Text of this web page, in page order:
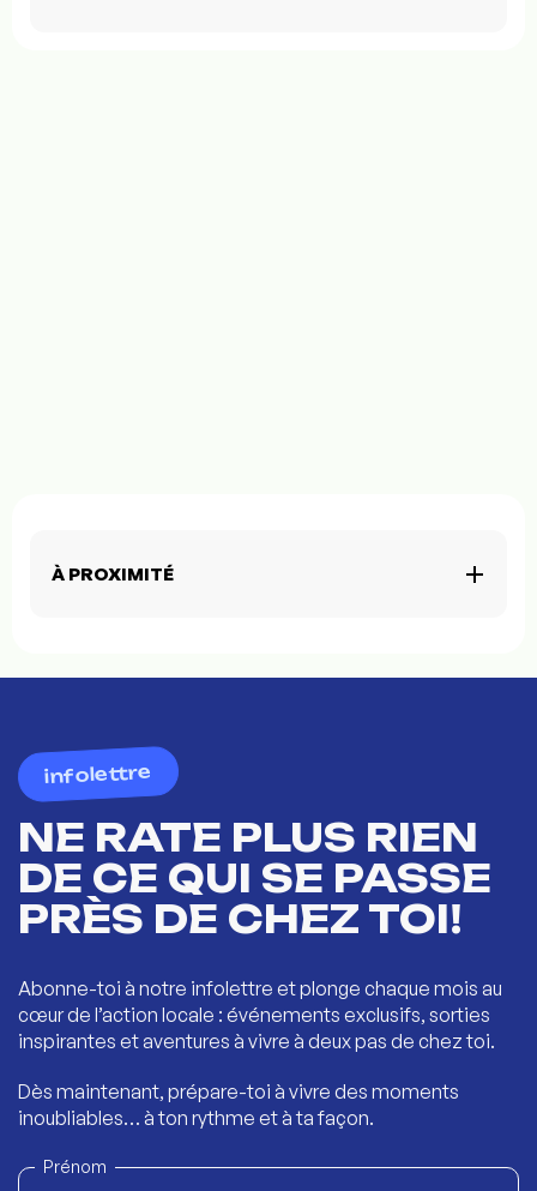
À PROXIMITÉ
infolettre
NE RATE PLUS RIEN
DE CE QUI SE PASSE
PRÈS DE CHEZ TOI!
Abonne-toi à notre infolettre et plonge chaque mois au
cœur de l’action locale : événements exclusifs, sorties
inspirantes et aventures à vivre à deux pas de chez toi.
Dès maintenant, prépare-toi à vivre des moments
inoubliables… à ton rythme et à ta façon.
Prénom